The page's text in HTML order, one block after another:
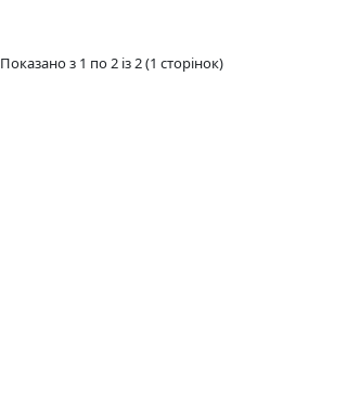
Показано з 1 по 2 із 2 (1 сторінок)